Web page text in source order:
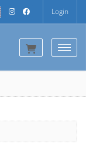
Login